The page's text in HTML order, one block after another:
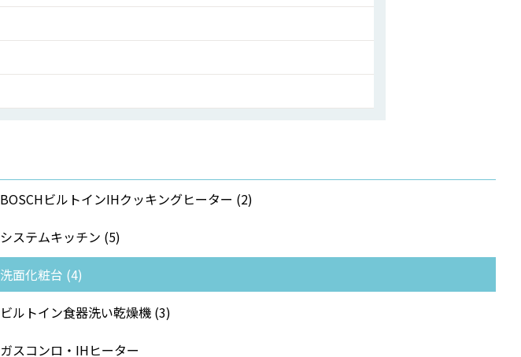
BOSCHビルトインIHクッキングヒーター (2)
システムキッチン (5)
洗面化粧台 (4)
ビルトイン食器洗い乾燥機 (3)
ガスコンロ・IHヒーター